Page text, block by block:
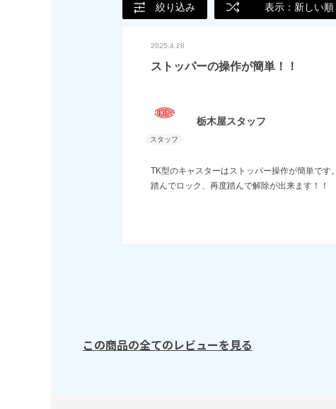
絞り込み 表示：新しい順
2025.4.28
ストッパーの操作が簡単！！
栃木屋スタッフ
TK型のキャスターはストッパー操作が簡単です。
踏んでロック、再度踏んで解除が出来ます！！
この商品の全てのレビューを見る